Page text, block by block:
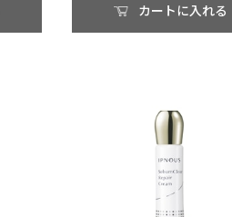
カートに入れる